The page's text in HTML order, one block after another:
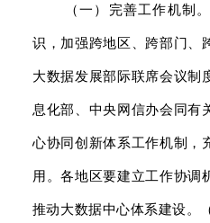
（一）完善工作机制
识，加强跨地区、跨部门、
大数据发展部际联席会议制
息化部、中央网信办会同有
心协同创新体系工作机制，
用。各地区要建立工作协调
推动大数据中心体系建设。